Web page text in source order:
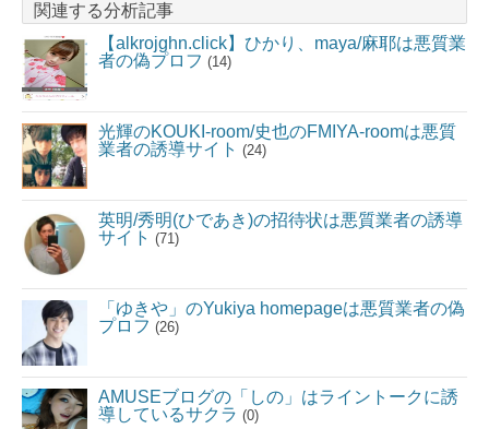
関連する分析記事
【alkrojghn.click】ひかり、maya/麻耶は悪質業
者の偽プロフ (14)
光輝のKOUKI-room/史也のFMIYA-roomは悪質
業者の誘導サイト (24)
英明/秀明(ひであき)の招待状は悪質業者の誘導
サイト (71)
「ゆきや」のYukiya homepageは悪質業者の偽
プロフ (26)
AMUSEブログの「しの」はライントークに誘
導しているサクラ (0)